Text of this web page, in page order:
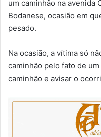
um caminhão na avenida
Bodanese, ocasião em
pesado.
Na ocasião, a vítima só
caminhão pelo fato de
caminhão e avisar o